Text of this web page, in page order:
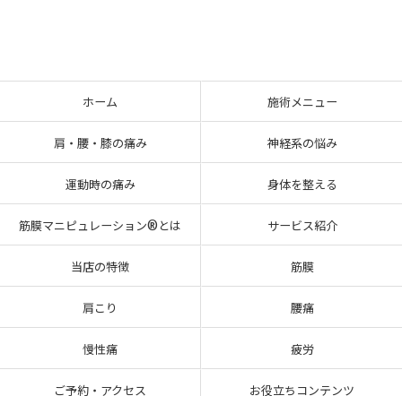
ホーム 施術メニュー
肩・腰・膝の痛み 神経系の悩み
運動時の痛み 身体を整える
筋膜マニピュレーション®とは サービス紹介
当店の特徴 筋膜
肩こり 腰痛
慢性痛 疲労
ご予約・アクセス お役立ちコンテンツ